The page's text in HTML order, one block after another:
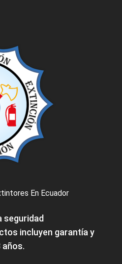
En Ecuador
seguridad
incluyen garantía y